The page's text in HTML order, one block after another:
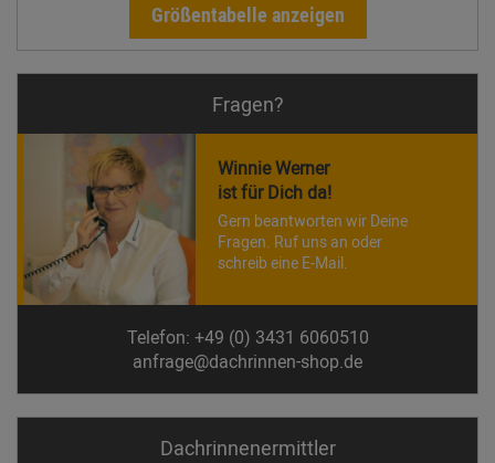
Größentabelle anzeigen
Fragen?
Winnie Werner
ist für Dich da!
Gern beantworten wir Deine
Fragen. Ruf uns an oder
schreib eine E-Mail.
Telefon: +49 (0) 3431 6060510
anfrage@dachrinnen-shop.de
Dachrinnen­ermittler